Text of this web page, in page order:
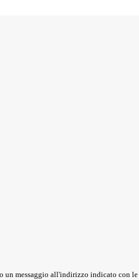
un messaggio all'indirizzo indicato con